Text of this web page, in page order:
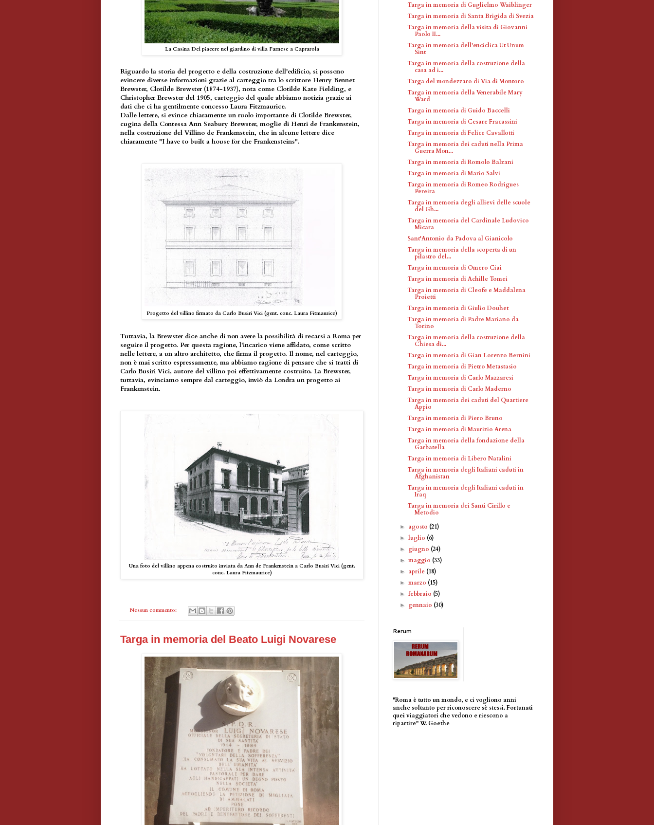
La Casina Del piacere nel giardino di villa Farnese a Caprarola
Riguardo la storia del progetto e della costruzione dell'edificio, si possono
evincere diverse informazioni grazie al carteggio tra lo scrittore Henry Bennet
Brewster, Clotilde Brewster (1874-1937), nota come Clotilde Kate Fielding, e
Christopher Brewster del 1905, carteggio del quale abbiamo notizia grazie ai
dati che ci ha gentilmente concesso Laura Fitzmaurice.
Dalle lettere, si evince chiaramente un ruolo importante di Clotilde Brewster,
cugina della Contessa Ann Seabury Brewster, moglie di Henri de Frankenstein,
nella costruzione del Villino de Frankenstein, che in alcune lettere dice
chiaramente "I have to built a house for the Frankensteins".
Progetto del villino firmato da Carlo Busiri Vici (gent. conc. Laura Fitmaurice)
Tuttavia, la Brewster dice anche di non avere la possibilità di recarsi a Roma per
seguire il progetto. Per questa ragione, l'incarico viene affidato, come scritto
nelle lettere, a un altro architetto, che firma il progetto. Il nome, nel carteggio,
non è mai scritto espressamente, ma abbiamo ragione di pensare che si tratti di
Carlo Busiri Vici, autore del villino poi effettivamente costruito. La Brewster,
tuttavia, evinciamo sempre dal carteggio, inviò da Londra un progetto ai
Frankenstein.
Una foto del villino appena costruito inviata da Ann de Frankenstein a Carlo Busiri Vici (gent.
conc. Laura Fitzmaurice)
Nessun commento:
Targa in memoria del Beato Luigi Novarese
Targa in memoria di Guglielmo Waiblinger
Targa in memoria di Santa Brigida di Svezia
Targa in memoria della visita di Giovanni
Paolo II...
Targa in memoria dell'enciclica Ut Unum
Sint
Targa in memoria della costruzione della
casa ad i...
Targa del mondezzaro di Via di Montoro
Targa in memoria della Venerabile Mary
Ward
Targa in memoria di Guido Baccelli
Targa in memoria di Cesare Fracassini
Targa in memoria di Felice Cavallotti
Targa in memoria dei caduti nella Prima
Guerra Mon...
Targa in memoria di Romolo Balzani
Targa in memoria di Mario Salvi
Targa in memoria di Romeo Rodrigues
Pereira
Targa in memoria degli allievi delle scuole
del Gh...
Targa in memoria del Cardinale Ludovico
Micara
Sant'Antonio da Padova al Gianicolo
Targa in memoria della scoperta di un
pilastro del...
Targa in memoria di Omero Ciai
Targa in memoria di Achille Tomei
Targa in memoria di Cleofe e Maddalena
Proietti
Targa in memoria di Giulio Douhet
Targa in memoria di Padre Mariano da
Torino
Targa in memoria della costruzione della
Chiesa di...
Targa in memoria di Gian Lorenzo Bernini
Targa in memoria di Pietro Metastasio
Targa in memoria di Carlo Mazzaresi
Targa in memoria di Carlo Maderno
Targa in memoria dei caduti del Quartiere
Appio
Targa in memoria di Piero Bruno
Targa in memoria di Maurizio Arena
Targa in memoria della fondazione della
Garbatella
Targa in memoria di Libero Natalini
Targa in memoria degli Italiani caduti in
Afghanistan
Targa in memoria degli Italiani caduti in
Iraq
Targa in memoria dei Santi Cirillo e
Metodio
► agosto (21)
►luglio (6)
► giugno (24)
►maggio (33)
► aprile (18)
►marzo (15)
►febbraio (5)
► gennaio (30)
Rerum
"Roma è tutto un mondo, e ci vogliono anni
anche soltanto per riconoscere sè stessi. Fortunati
quei viaggiatori che vedono e riescono a
ripartire" W. Goethe